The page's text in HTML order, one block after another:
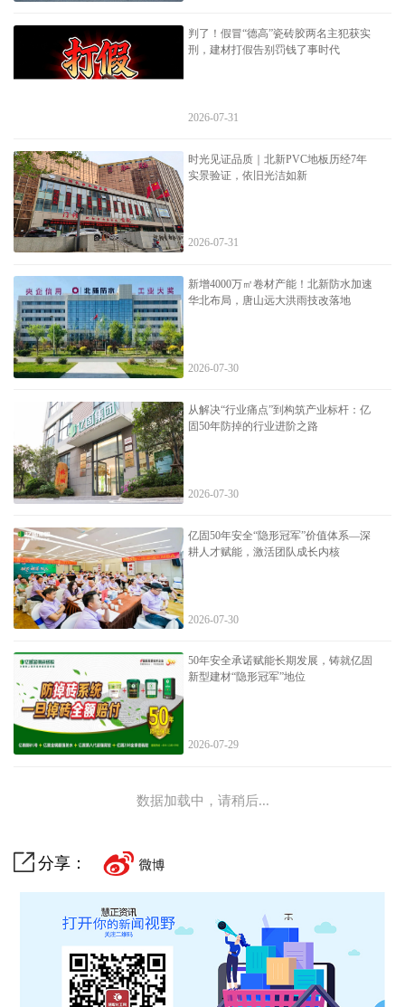
判了！假冒“德高”瓷砖胶两名主犯获实
刑，建材打假告别罚钱了事时代
2026-07-31
时光见证品质｜北新PVC地板历经7年
实景验证，依旧光洁如新
2026-07-31
新增4000万㎡卷材产能！北新防水加速
华北布局，唐山远大洪雨技改落地
2026-07-30
从解决“行业痛点”到构筑产业标杆：亿
固50年防掉的行业进阶之路
2026-07-30
亿固50年安全“隐形冠军”价值体系—深
耕人才赋能，激活团队成长内核
2026-07-30
50年安全承诺赋能长期发展，铸就亿固
新型建材“隐形冠军”地位
2026-07-29
数据加载中，请稍后...
分享：